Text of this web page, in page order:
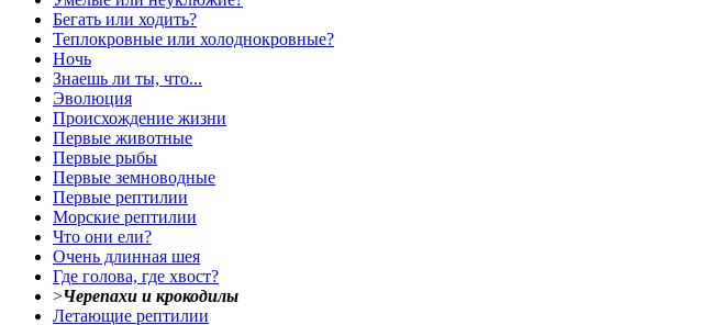
Бегать или ходить?
Теплокровные или холоднокровные?
Ночь
Знаешь ли ты, что...
Эволюция
Происхождение жизни
Первые животные
Первые рыбы
Первые земноводные
Первые рептилии
Морские рептилии
Что они ели?
Очень длинная шея
Где голова, где хвост?
>Черепахи и крокодилы
Летающие рептилии